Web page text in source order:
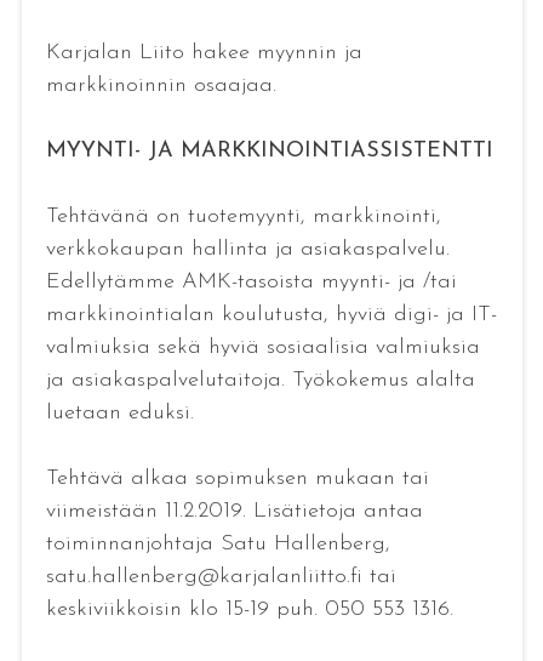
Karjalan Liito hakee myynnin ja
markkinoinnin osaajaa.
MYYNTI- JA MARKKINOINTIASSISTENTTI
Tehtävänä on tuotemyynti, markkinointi,
verkkokaupan hallinta ja asiakaspalvelu.
Edellytämme AMK-tasoista myynti- ja /tai
markkinointialan koulutusta, hyviä digi- ja IT-
valmiuksia sekä hyviä sosiaalisia valmiuksia
ja asiakaspalvelutaitoja. Työkokemus alalta
luetaan eduksi.
Tehtävä alkaa sopimuksen mukaan tai
viimeistään 11.2.2019. Lisätietoja antaa
toiminnanjohtaja Satu Hallenberg,
satu.hallenberg@karjalanliitto.fi tai
keskiviikkoisin klo 15-19 puh. 050 553 1316.